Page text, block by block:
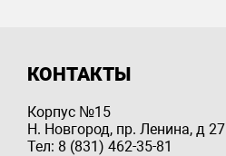
КОНТАКТЫ
Корпус №15
Н. Новгород, пр. Ленина, д 27
Тел: 8 (831) 462-35-81